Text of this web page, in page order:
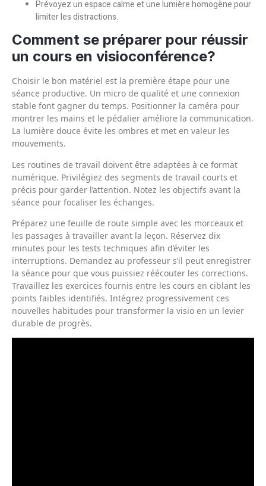
Prévoyez un espace calme et une lumière homogène pour
limiter les distractions.
Comment se préparer pour réussir
un cours en visioconférence?
Choisir le bon matériel est la première étape pour une
séance productive. Un micro de qualité et une connexion
stable font gagner du temps. Positionner la caméra pour
montrer les mains et le pédalier améliore la communication.
La lumière douce évite les ombres et met en valeur les
mouvements.
Les routines de travail doivent être adaptées à ce format
numérique. Privilégiez des segments de travail courts et
précis pour garder l’attention. Notez les objectifs avant la
séance pour focaliser les échanges.
Préparez une feuille de route simple avec les morceaux et
les passages à travailler avant la leçon. Réservez dix
minutes pour les tests techniques afin d’éviter les
interruptions. Demandez au professeur s’il peut enregistrer
la séance pour que vous puissiez réécouter les corrections.
Travaillez les exercices fournis entre les cours en ciblant les
points faibles identifiés. Intégrez progressivement ces
nouvelles habitudes pour transformer la visio en un levier
durable de progrès.